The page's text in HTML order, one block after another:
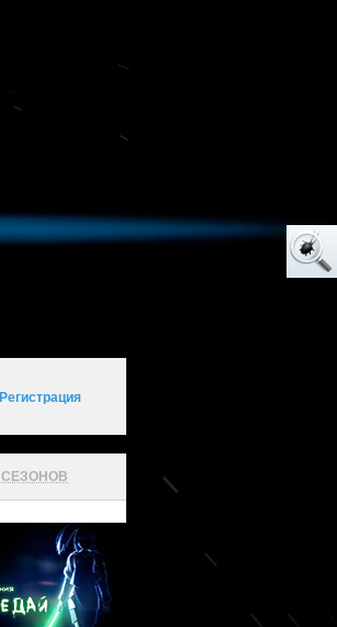
Регистрация
СЕЗОНОВ